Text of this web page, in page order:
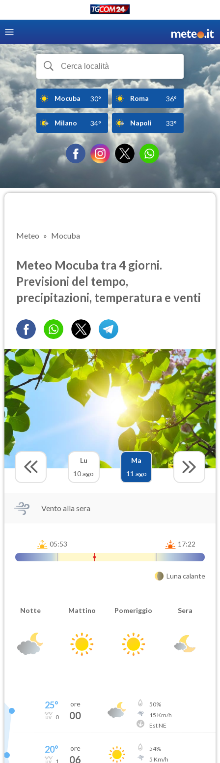
Mocuba 30° Roma 36°
Milano 34° Napoli 33°
Meteo Mocuba
Meteo Mocuba tra 4 giorni.
Previsioni del tempo,
precipitazioni, temperatura e venti
Lu
10 ago
Ma
11 ago
Vento alla sera
05:53 17:22
Luna calante
Notte Mattino Pomeriggio Sera
25°
0
ore
00
50%
15 Km/h
Est NE
20°
1
ore
06
54%
5 Km/h